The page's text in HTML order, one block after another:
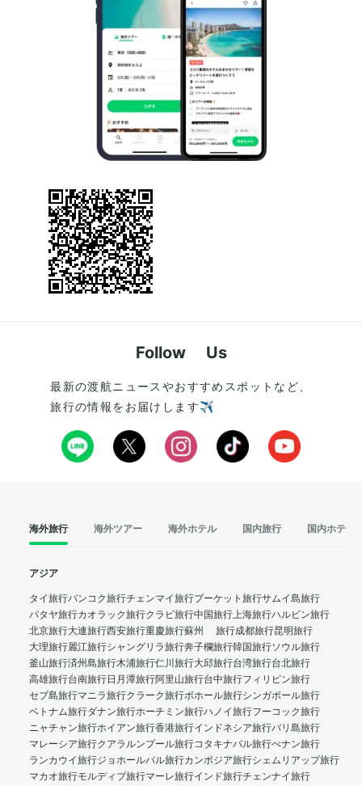
Follow Us
最新の渡航ニュースやおすすめスポットなど、
旅行の情報をお届けします✈️
海外旅行 海外ツアー 海外ホテル 国内旅行 国内ホテル
アジア
タイ旅行バンコク旅行チェンマイ旅行プーケット旅行サムイ島旅行
パタヤ旅行カオラック旅行クラビ旅行中国旅行上海旅行ハルビン旅行
北京旅行大連旅行西安旅行重慶旅行蘇州 旅行成都旅行昆明旅行
大理旅行麗江旅行シャングリラ旅行奔子欄旅行韓国旅行ソウル旅行
釜山旅行済州島旅行木浦旅行仁川旅行大邱旅行台湾旅行台北旅行
高雄旅行台南旅行日月潭旅行阿里山旅行台中旅行フィリピン旅行
セブ島旅行マニラ旅行クラーク旅行ボホール旅行シンガポール旅行
ベトナム旅行ダナン旅行ホーチミン旅行ハノイ旅行フーコック旅行
ニャチャン旅行ホイアン旅行香港旅行インドネシア旅行バリ島旅行
マレーシア旅行クアラルンプール旅行コタキナバル旅行ぺナン旅行
ランカウイ旅行ジョホールバル旅行カンボジア旅行シェムリアップ旅行
マカオ旅行モルディブ旅行マーレ旅行インド旅行チェンナイ旅行